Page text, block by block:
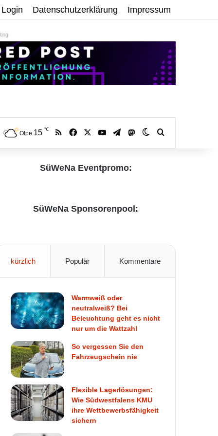
Login Datenschutzerklärung Impressum
Olpe 15 ℃ RSS Facebook YouTubeTelegramMastodonSkin umschalten
SüWeNa Eventpromo:
SüWeNa Sponsorenpool:
kürzlich Populär Kommentare
Warmweiß oder
neutralweiß? Bei
Beleuchtung geht es nicht
nur um die Wattzahl
So vergessen Sie den
Fahrzeugschein nie
Flexible Lagerlösungen:
Wie Südwestfalens KMU
ihre Wettbewerbsfähigkeit
sichern